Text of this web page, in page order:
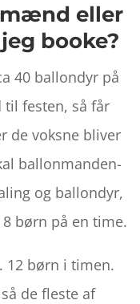
eller
booke?
40 ballondyr på
til festen, så får
de voksne bliver
ballonmanden-
og ballondyr,
børn på en time.
12 børn i timen.
de fleste af